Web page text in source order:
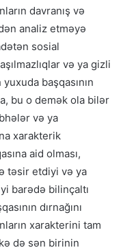
davranış və
analiz etməyə
sosial
və ya gizli
başqasının
bu o demək ola bilər
və ya
xarakterik
aid olması,
təsir etdiyi və ya
barədə bilinçaltı
dırnağını
xarakterini tam
də sən birinin